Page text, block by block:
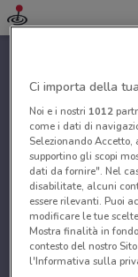
Ci importa della
Noi e i nostri 1012
come i dati di
Selezionando
supportino gli scopi
dati da fornire". Nel
disabilitate, alcuni
essere rilevanti. Puoi
modificare le tue
Mostra finalità in
contesto del nostro
l'Informativa sulla